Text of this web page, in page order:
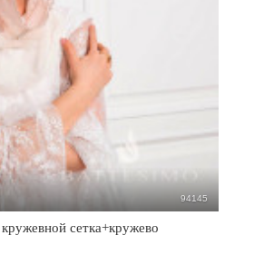
94145
сетка+кружево